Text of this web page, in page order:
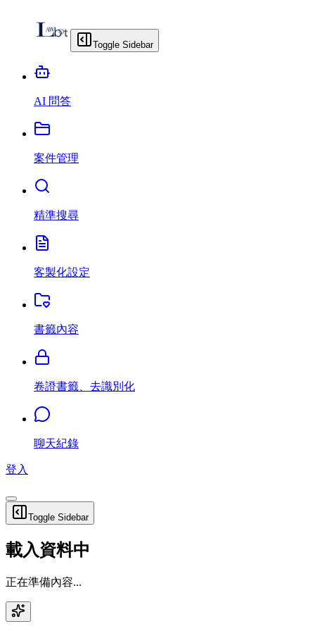
Toggle Sidebar
AI 問答
案件管理
精準搜尋
客製化設定
書籤內容
卷證書籤、去識別化
聊天紀錄
登入
Toggle Sidebar
載入資料中
正在準備內容...